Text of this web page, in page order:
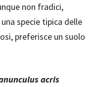
non fradici,
una specie tipica delle
preferisce un suolo
acris